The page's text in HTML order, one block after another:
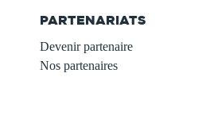
PARTENARIATS
Devenir partenaire
Nos partenaires